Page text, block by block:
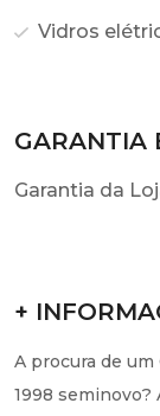
Vidros
GARANTIA
Garantia da
+
A procura de
1998 seminovo?